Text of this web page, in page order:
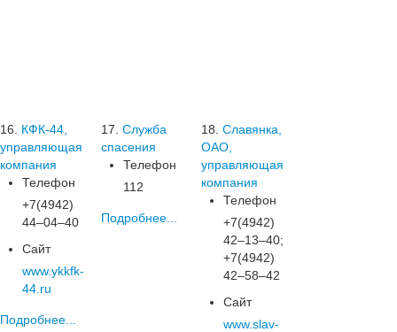
16.
КФК-44,
управляющая
компания
Телефон
+7(4942)
44‒04‒40
Сайт
www.ykkfk-
44.ru
Подробнее...
17. Служба
спасения
Телефон
112
Подробнее...
18. Славянка,
ОАО,
управляющая
компания
Телефон
+7(4942)
42‒13‒40;
+7(4942)
42‒58‒42
Сайт
www.slav-